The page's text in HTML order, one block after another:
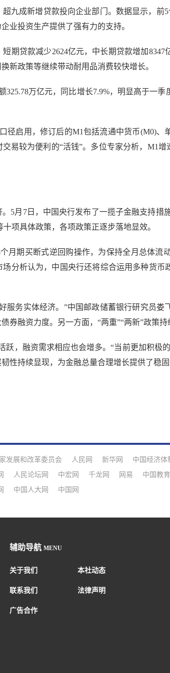
成新增贷款投向企业部门。数据显示，前5
业投资生产提供了强有力的支持。
贷款减少2624亿元，中长期贷款增加8347
新政策等继续带动耐用品消费较快增长。
万亿元，同比增长7.9%，明显高于一季
启用，修订后的M1包括流通中货币(M0)、
易较为便利的“活钱”。多位专家分析，M1
月7日，中国央行发布了一揽子金融支持措
项具体政策，各项政策正逐步落地显效。
期买断式逆回购操作，为保持全月总体流
分析认为，中国央行还将综合运用多种货
务实体经济。”中国邮政储蓄银行研究员娄
券融资力度。另一方面，“两重”“两新”政策
，融资需求相应也会增多。“当前更加积极
性持续显现，为金融总量合理增长提供了稳固
发展和改革委员会 人民网 新华网 中国经济体
人民论坛网 中宏网 千龙网 网易 中国教
中国人大网 中国网
辅助导航 MENU
关于我们 本社动态
联系我们 法律声明
广告合作